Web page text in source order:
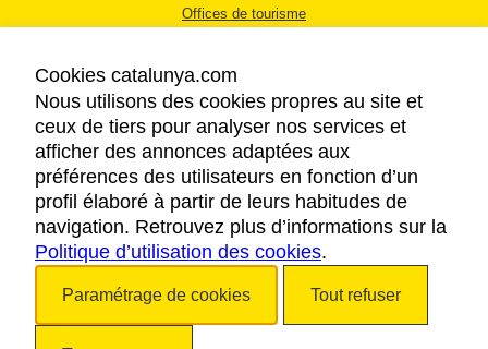
Offices de tourisme
MENTIONS LÉGALES
RÈGLES DE CONFIDENTIALITÉ
COOKIES
ACCESSIBILITÉ
Cookies catalunya.com
Nous utilisons des cookies propres au site et
ceux de tiers pour analyser nos services et
afficher des annonces adaptées aux
préférences des utilisateurs en fonction d’un
profil élaboré à partir de leurs habitudes de
navigation. Retrouvez plus d’informations sur la
Politique d’utilisation des cookies.
Paramétrage de cookies Tout refuser